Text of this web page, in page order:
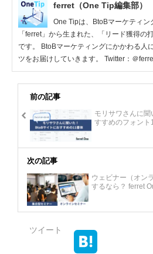
ferret（One Tip編集部）
One Tipは、BtoBマーケティン
「ferret」から生まれた、「リード獲得の
です。 BtoBマーケティングにかかわる人
ツをお届けしていきます。 Twitter：＠
前の記事
モリサワさんに
すすめのフォント
次の記事
ウェビナー（オン
するなら？ ferret
ツイート